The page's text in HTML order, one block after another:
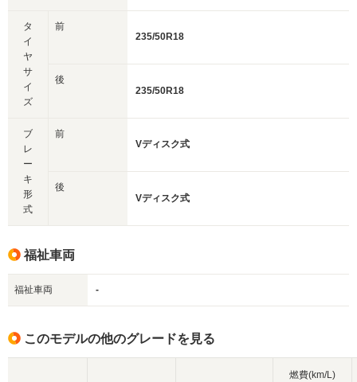
タ
イ
ヤ
サ
イ
ズ
前
235/50R18
後
235/50R18
ブ
レ
ー
キ
形
式
前
Vディスク式
後
Vディスク式
福祉車両
福祉車両 -
このモデルの他のグレードを見る
燃費(km/L)